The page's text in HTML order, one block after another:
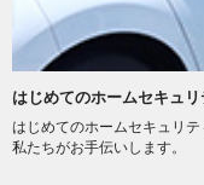
はじめてのホームセキュリ
はじめてのホームセキュリテ
私たちがお手伝いします。